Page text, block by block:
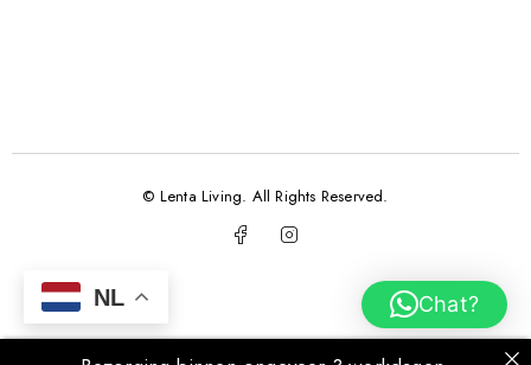
© Lenta Living. All Rights Reserved.
NL Chat?